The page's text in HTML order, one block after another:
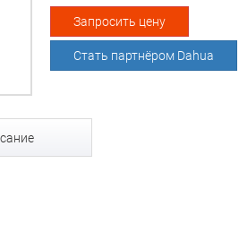
Запросить цену
Стать партнёром Dahua